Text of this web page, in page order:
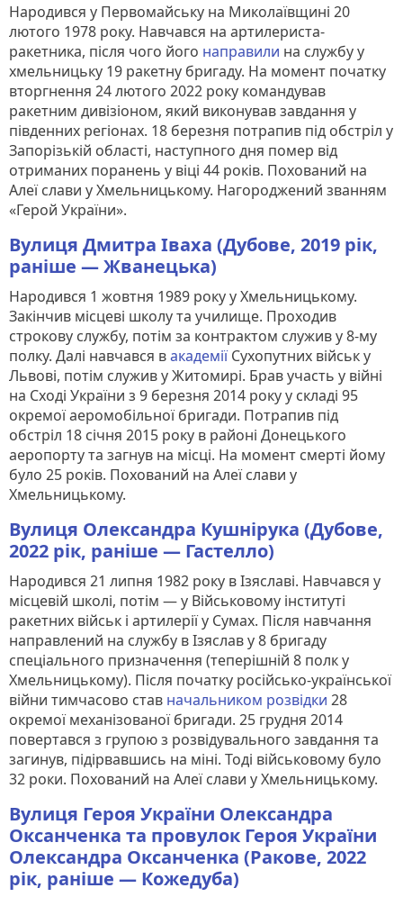
Народився у Первомайську на Миколаївщині 20
лютого 1978 року. Навчався на артилериста-
ракетника, після чого його направили на службу у
хмельницьку 19 ракетну бригаду. На момент початку
вторгнення 24 лютого 2022 року командував
ракетним дивізіоном, який виконував завдання у
південних регіонах. 18 березня потрапив під обстріл у
Запорізькій області, наступного дня помер від
отриманих поранень у віці 44 років. Похований на
Алеї слави у Хмельницькому. Нагороджений званням
«Герой України».
Вулиця Дмитра Іваха (Дубове, 2019 рік,
раніше — Жванецька)
Народився 1 жовтня 1989 року у Хмельницькому.
Закінчив місцеві школу та училище. Проходив
строкову службу, потім за контрактом служив у 8-му
полку. Далі навчався вакадеміїСухопутних військ у
Львові, потім служив у Житомирі. Брав участь у війні
на Сході України з 9 березня 2014 року у складі 95
окремої аеромобільної бригади. Потрапив під
обстріл 18 січня 2015 року в районі Донецького
аеропорту та загнув на місці. На момент смерті йому
було 25 років. Похований на Алеї слави у
Хмельницькому.
Вулиця Олександра Кушнірука (Дубове,
2022 рік, раніше — Гастелло)
Народився 21 липня 1982 року в Ізяславі. Навчався у
місцевій школі, потім — у Військовому інституті
ракетних військ і артилерії у Сумах. Після навчання
направлений на службу в Ізяслав у 8 бригаду
спеціального призначення (теперішній 8 полк у
Хмельницькому). Після початку російсько-української
війни тимчасово став начальником розвідки 28
окремої механізованої бригади. 25 грудня 2014
повертався з групою з розвідувального завдання та
загинув, підірвавшись на міні. Тоді військовому було
32 роки. Похований на Алеї слави у Хмельницькому.
Вулиця Героя України Олександра
Оксанченка та провулок Героя України
Олександра Оксанченка (Ракове, 2022
рік, раніше — Кожедуба)